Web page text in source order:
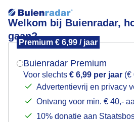
Welkom bij Buienradar,
gaan?
Premium € 6,99 / jaar
Buienradar Premium
Voor slechts € 6,99 per jaar (€
Advertentievrij en privacy
Ontvang voor min. € 40,-
10% donatie aan
Streepje aan de horizon
Mogen we je locatie
Indien je hier nog geen
verschijnt er zo een pop-up